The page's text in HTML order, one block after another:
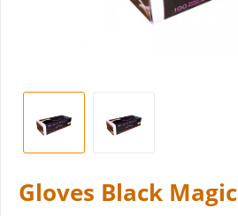
Gloves Black Magic